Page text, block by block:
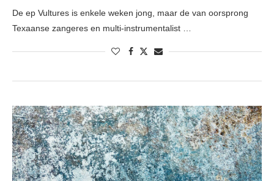
De ep Vultures is enkele weken jong, maar de van oorsprong
Texaanse zangeres en multi-instrumentalist …